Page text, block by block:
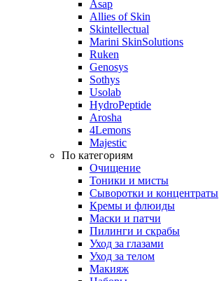
Asap
Allies of Skin
Skintellectual
Marini SkinSolutions
Ruken
Genosys
Sothys
Usolab
HydroPeptide
Arosha
4Lemons
Majestic
По категориям
Очищение
Тоники и мисты
Сыворотки и концентраты
Кремы и флюиды
Маски и патчи
Пилинги и скрабы
Уход за глазами
Уход за телом
Макияж